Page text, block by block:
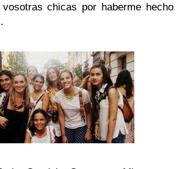
chicas por haberme hecho